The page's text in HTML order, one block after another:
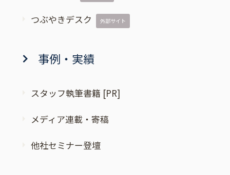
つぶやきデスク 外部サイト
事例・実績
スタッフ執筆書籍 [PR]
メディア連載・寄稿
他社セミナー登壇